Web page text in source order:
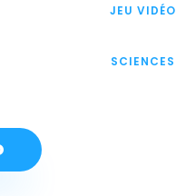
JEU VIDÉO
SCIENCES